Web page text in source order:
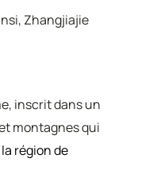
Zhangjiajie
inscrit dans un
montagnes qui
la région de